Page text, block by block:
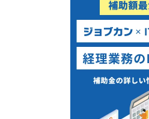
販路拡大